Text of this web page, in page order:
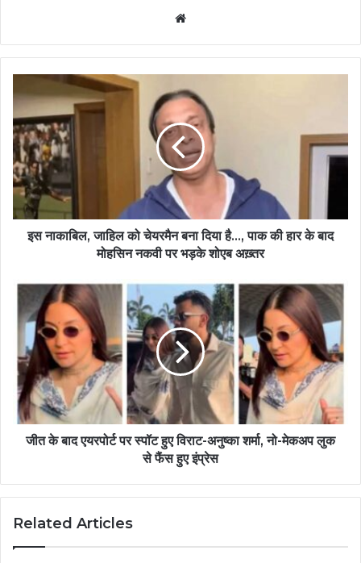
इस नाकाबिल, जाहिल को चेयरमैन बना दिया है…, पाक की हार के बाद
मोहसिन नकवी पर भड़के शोएब अख़्तर
जीत के बाद एयरपोर्ट पर स्पॉट हुए विराट-अनुष्का शर्मा, नो-मेकअप लुक
से फैंस हुए इंप्रेस
Related Articles